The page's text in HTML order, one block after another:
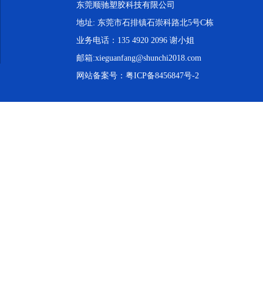
东莞顺驰塑胶科技有限公司
地址: 东莞市石排镇石崇科路北5号C栋
业务电话：135 4920 2096 谢小姐
邮箱:xieguanfang@shunchi2018.com
网站备案号： 粤ICP备8456847号-2